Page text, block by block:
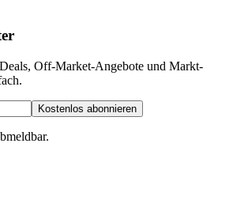
Off-Market-Angebote und Markt-
Kostenlos abonnieren